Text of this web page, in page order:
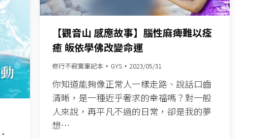
【觀音山 感應故事】腦性麻痺難以痊
癒 皈依學佛改變命運
修行不寂寞筆記本 GYS 2023/05/31
你知道能夠像正常人一樣走路、說話口齒
清晰，是一種近乎奢求的幸福嗎？對一般
人來說，再平凡不過的日常，卻是我的夢
想…